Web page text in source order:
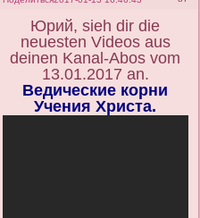
Юрий, sieh dir die
neuesten Videos aus
deinen Kanal-Abos vom
13.01.2017 an.
Ведические корни
Учения Христа.